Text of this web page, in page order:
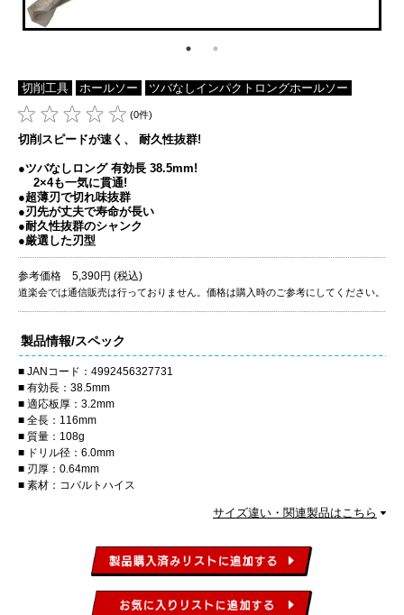
切削工具 ホールソー ツバなしインパクトロングホールソー
(0件)
切削スピードが速く、 耐久性抜群!
●ツバなしロング 有効長 38.5mm!
2×4も一気に貫通!
●超薄刃で切れ味抜群
●刃先が丈夫で寿命が長い
●耐久性抜群のシャンク
●厳選した刃型
参考価格 5,390円 (税込)
道楽会では通信販売は行っておりません。価格は購入時のご参考にしてください。
製品情報/スペック
JANコード：4992456327731
有効長：38.5mm
適応板厚：3.2mm
全長：116mm
質量：108g
ドリル径：6.0mm
刃厚：0.64mm
素材：コバルトハイス
サイズ違い・関連製品はこちら